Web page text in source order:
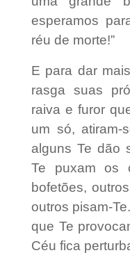
esperamos
réu de morte!”
E para dar
rasga suas
raiva e furor
um só, atiram-
alguns Te dão
Te puxam os
bofetões,
outros pisam-
que Te
Céu fica